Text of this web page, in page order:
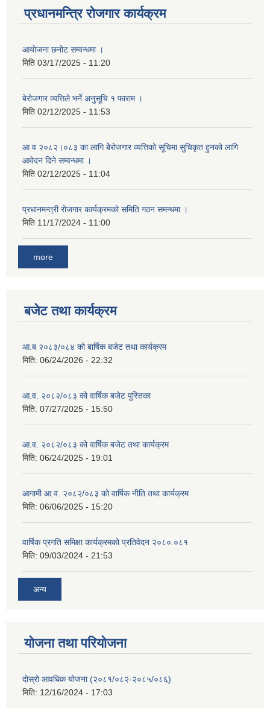
प्रधानमन्त्रि रोजगार कार्यक्रम
आयोजना छनोट सम्वन्धमा ।
मिति 03/17/2025 - 11:20
बेरोजगार व्यत्तिले भर्ने अनुसूचि १ फाराम ।
मिति 02/12/2025 - 11:53
आ व २०८२।०८३ का लागि बेेरोजगार व्यत्तिको सूचिमा सुचिकृत हुनको लागि
आवेदन दिने सम्वन्धमा ।
मिति 02/12/2025 - 11:04
प्रधानमन्त्री रोजगार कार्यक्रमको समिति गठन समन्धमा ।
मिति 11/17/2024 - 11:00
more
बजेट तथा कार्यक्रम
आ.ब २०८३/०८४ को बार्षिक बजेट तथा कार्यक्रम
मिति: 06/24/2026 - 22:32
आ.व. २०८२/०८३ को वार्षिक बजेट पुस्तिका
मिति: 07/27/2025 - 15:50
आ.व. २०८२/०८३ को वार्षिक बजेट तथा कार्यक्रम
मिति: 06/24/2025 - 19:01
आगामी आ.व. २०८२/०८३ को वार्षिक नीति तथा कार्यक्रम
मिति: 06/06/2025 - 15:20
वार्षिक प्रगति समिक्षा कार्यक्रमको प्रतिवेदन २०८०.०८१
मिति: 09/03/2024 - 21:53
अन्य
योजना तथा परियोजना
दोस्रो आवधिक योजना (२०८१/०८२-२०८५/०८६)
मिति: 12/16/2024 - 17:03